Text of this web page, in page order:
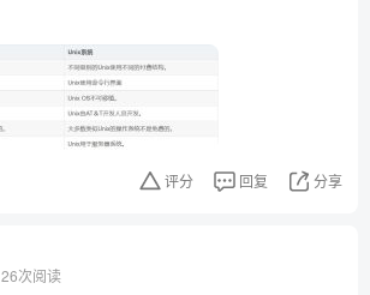
评分 回复 分享
26次阅读